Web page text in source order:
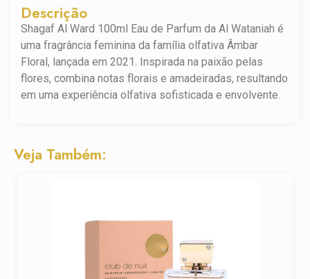
Descrição
Shagaf Al Ward 100ml Eau de Parfum da Al Wataniah é
uma fragrância feminina da família olfativa Âmbar
Floral, lançada em 2021. Inspirada na paixão pelas
flores, combina notas florais e amadeiradas, resultando
em uma experiência olfativa sofisticada e envolvente.
Veja Também: